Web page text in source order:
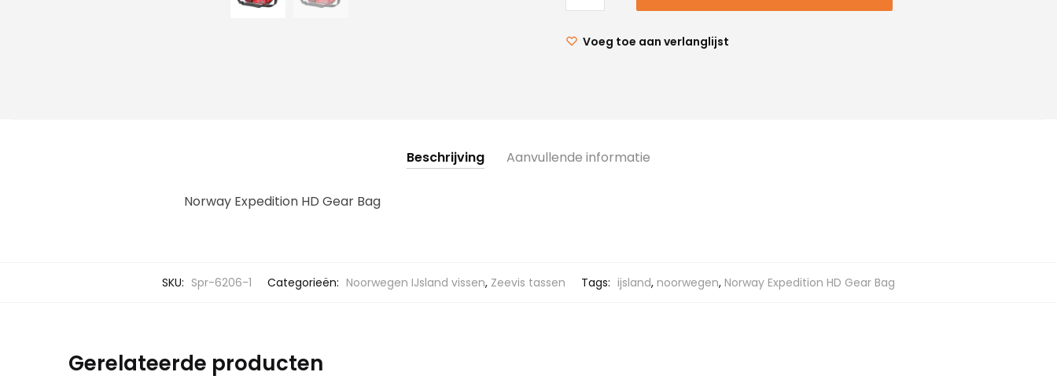
Voeg toe aan verlanglijst
Beschrijving Aanvullende informatie
Norway Expedition HD Gear Bag
SKU: Spr-6206-1 Categorieën: Noorwegen IJsland vissen, Zeevis tassen Tags: ijsland, noorwegen, Norway Expedition HD Gear Bag
Gerelateerde producten